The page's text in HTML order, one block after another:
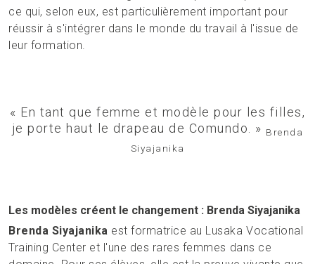
ce qui, selon eux, est particulièrement important pour
réussir à s'intégrer dans le monde du travail à l'issue de
leur formation.
« En tant que femme et modèle pour les filles,
je porte haut le drapeau de Comundo. » Brenda
Siyajanika
Les modèles créent le changement : Brenda Siyajanika
Brenda Siyajanika est formatrice au Lusaka Vocational
Training Center et l'une des rares femmes dans ce